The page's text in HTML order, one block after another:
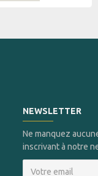
NEWSLETTER
Ne manquez
inscrivant à notre